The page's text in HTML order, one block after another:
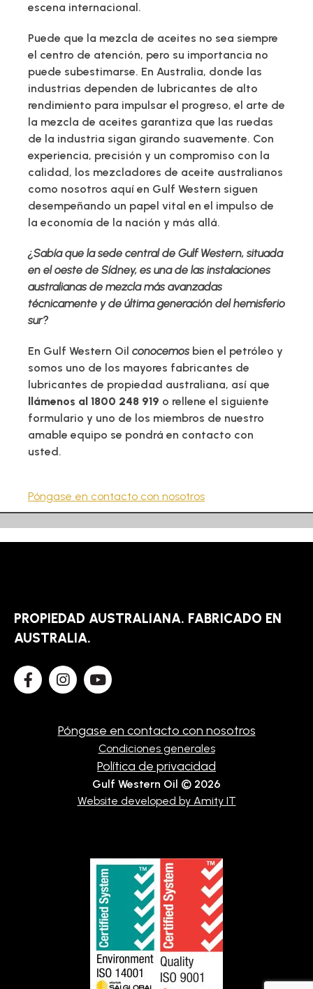
escena internacional.
Puede que la mezcla de aceites no sea siempre
el centro de atención, pero su importancia no
puede subestimarse. En Australia, donde las
industrias dependen de lubricantes de alto
rendimiento para impulsar el progreso, el arte de
la mezcla de aceites garantiza que las ruedas
de la industria sigan girando suavemente. Con
experiencia, precisión y un compromiso con la
calidad, los mezcladores de aceite australianos
como nosotros aquí en Gulf Western siguen
desempeñando un papel vital en el impulso de
la economía de la nación y más allá.
¿Sabía que la sede central de Gulf Western, situada
en el oeste de Sídney, es una de las instalaciones
australianas de mezcla más avanzadas
técnicamente y de última generación del hemisferio
sur?
En Gulf Western Oil conocemos bien el petróleo y
somos uno de los mayores fabricantes de
lubricantes de propiedad australiana, así que
llámenos al 1800 248 919 o rellene el siguiente
formulario y uno de los miembros de nuestro
amable equipo se pondrá en contacto con
usted.
Póngase en contacto con nosotros
PROPIEDAD AUSTRALIANA. FABRICADO EN
AUSTRALIA.
Póngase en contacto con nosotros
Condiciones generales
Política de privacidad
Gulf Western Oil © 2026
Website developed by Amity IT